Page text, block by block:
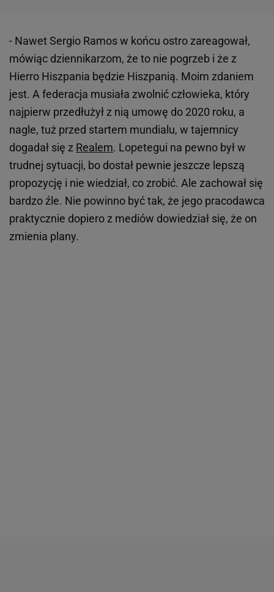
- Nawet Sergio Ramos w końcu ostro zareagował,
mówiąc dziennikarzom, że to nie pogrzeb i że z
Hierro Hiszpania będzie Hiszpanią. Moim zdaniem
jest. A federacja musiała zwolnić człowieka, który
najpierw przedłużył z nią umowę do 2020 roku, a
nagle, tuż przed startem mundialu, w tajemnicy
dogadał się z Realem. Lopetegui na pewno był w
trudnej sytuacji, bo dostał pewnie jeszcze lepszą
propozycję i nie wiedział, co zrobić. Ale zachował się
bardzo źle. Nie powinno być tak, że jego pracodawca
praktycznie dopiero z mediów dowiedział się, że on
zmienia plany.